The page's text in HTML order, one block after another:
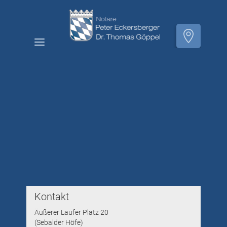
Kontakt
Äußerer Laufer Platz 20
(Sebalder Höfe)